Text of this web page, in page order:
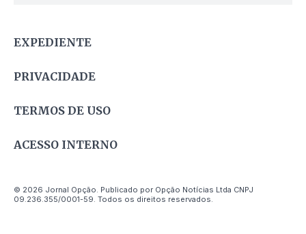
EXPEDIENTE
PRIVACIDADE
TERMOS DE USO
ACESSO INTERNO
© 2026 Jornal Opção. Publicado por Opção Notícias Ltda CNPJ
09.236.355/0001-59. Todos os direitos reservados.